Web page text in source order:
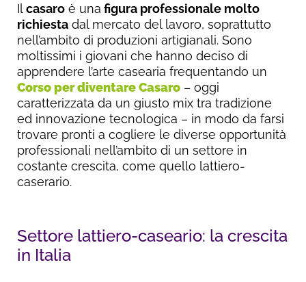
Ilcasaro è una figura professionale molto
richiesta dal mercato del lavoro, soprattutto
nell’ambito di produzioni artigianali. Sono
moltissimi i giovani che hanno deciso di
apprendere l’arte casearia frequentando un
Corso per diventare Casaro – oggi
caratterizzata da un giusto mix tra tradizione
ed innovazione tecnologica – in modo da farsi
trovare pronti a cogliere le diverse opportunità
professionali nell’ambito di un settore in
costante crescita, come quello lattiero-
caserario.
Settore lattiero-caseario: la crescita
in Italia